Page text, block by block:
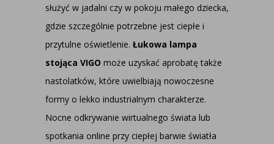
służyć w jadalni czy w pokoju małego dziecka,
gdzie szczególnie potrzebne jest ciepłe i
przytulne oświetlenie. Łukowa lampa
stojąca VIGO może uzyskać aprobatę także
nastolatków, które uwielbiają nowoczesne
formy o lekko industrialnym charakterze.
Nocne odkrywanie wirtualnego świata lub
spotkania online przy ciepłej barwie światła